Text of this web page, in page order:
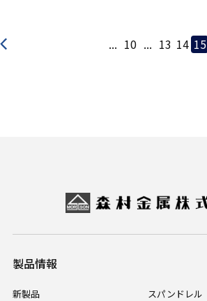
... 10 ... 13 14 15
製品情報
新製品
スパンドレル